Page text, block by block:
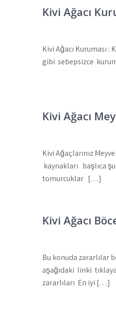
Kivi Ağacı
Kivi Ağacı Kuruması
gibi sebepsizce
Kivi Ağacı
Kivi Ağaçlarınız
kaynakları başlıca
tomurcuklar […]
Kivi Ağacı
Bu konuda zararlılar
aşağıdaki linki
zararlıları En iyi […]